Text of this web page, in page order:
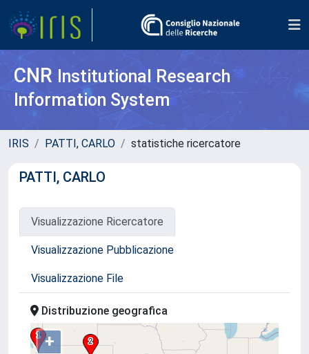
CNR Institutional Research
Information System
IRIS PATTI, CARLO statistiche ricercatore
PATTI, CARLO
Visualizzazione Ricercatore
Visualizzazione Pubblicazione
Visualizzazione File
Distribuzione geografica
+